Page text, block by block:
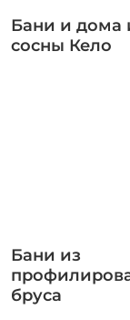
Бани и дома
сосны Кело
Бани из
бруса